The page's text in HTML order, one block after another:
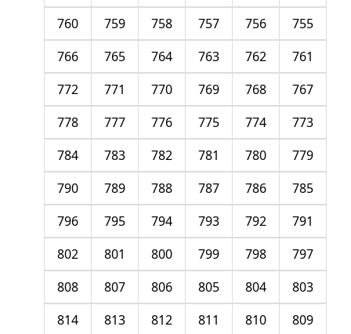
755
756
757
758
759
760
761
762
763
764
765
766
767
768
769
770
771
772
773
774
775
776
777
778
779
780
781
782
783
784
785
786
787
788
789
790
791
792
793
794
795
796
797
798
799
800
801
802
803
804
805
806
807
808
809
810
811
812
813
814